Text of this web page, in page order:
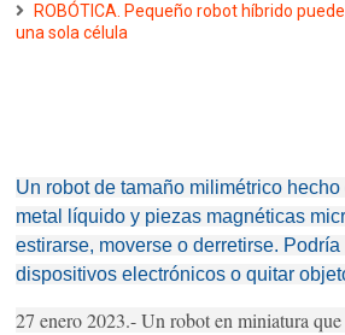
ROBÓTICA. Pequeño robot híbrido
una sola célula
Un robot de tamaño milimétrico
metal líquido y piezas magnéticas
estirarse, moverse o derretirse.
dispositivos electrónicos o quitar
27 enero 2023.- Un robot en miniatura